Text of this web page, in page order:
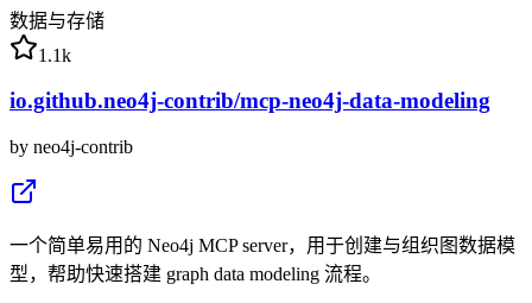
数据与存储
1.1k
io.github.neo4j-contrib/mcp-neo4j-data-modeling
by neo4j-contrib
一个简单易用的 Neo4j MCP server，用于创建与组织图数据模
型，帮助快速搭建 graph data modeling 流程。